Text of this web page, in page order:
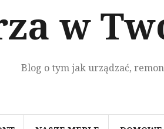
w
Blog o tym jak urządzać,